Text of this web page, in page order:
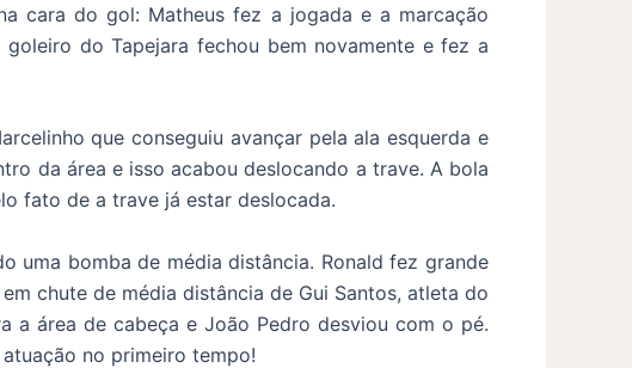
cara do gol: Matheus fez a jogada e a marcação
do Tapejara fechou bem novamente e fez a
que conseguiu avançar pela ala esquerda e
da área e isso acabou deslocando a trave. A bola
fato de a trave já estar deslocada.
uma bomba de média distância. Ronald fez grande
chute de média distância de Gui Santos, atleta do
a área de cabeça e João Pedro desviou com o pé.
no primeiro tempo!